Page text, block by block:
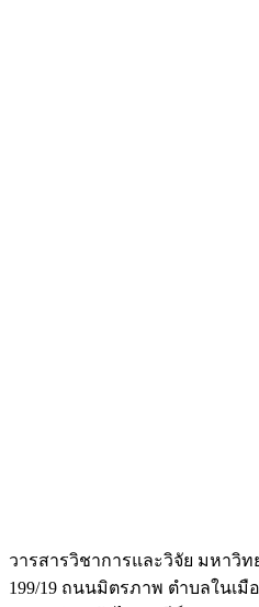
วารสารวิชาการและวิจัย มหาวิ
199/19 ถนนมิตรภาพ ตำบลในเมื